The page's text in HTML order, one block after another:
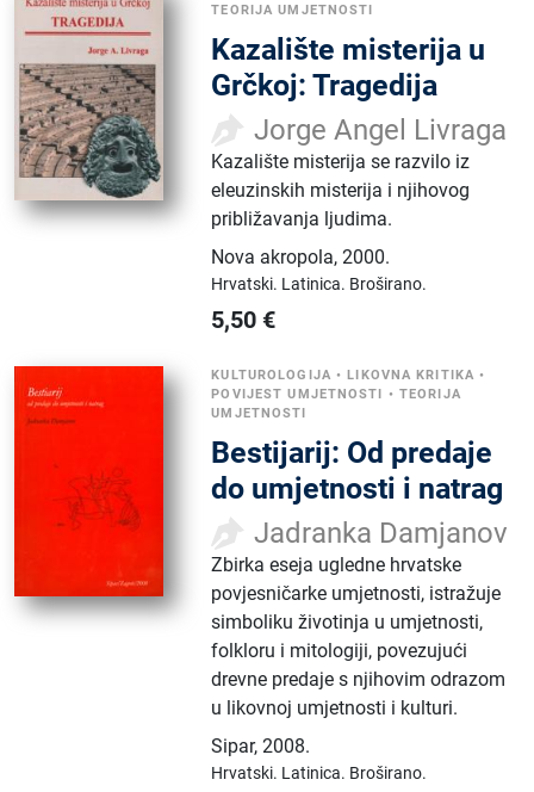
TEORIJA UMJETNOSTI
Kazalište misterija u
Grčkoj: Tragedija
Jorge Angel Livraga
Kazalište misterija se razvilo iz
eleuzinskih misterija i njihovog
približavanja ljudima.
Nova akropola,2000.
Hrvatski. Latinica. Broširano.
5,50 €
KULTUROLOGIJA •LIKOVNA KRITIKA •
POVIJEST UMJETNOSTI • TEORIJA
UMJETNOSTI
Bestijarij: Od predaje
do umjetnosti i natrag
Jadranka Damjanov
Zbirka eseja ugledne hrvatske
povjesničarke umjetnosti, istražuje
simboliku životinja u umjetnosti,
folkloru i mitologiji, povezujući
drevne predaje s njihovim odrazom
u likovnoj umjetnosti i kulturi.
Sipar,2008.
Hrvatski. Latinica. Broširano.